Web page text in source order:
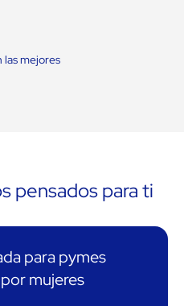
las mejores
pensados para ti
para pymes
mujeres